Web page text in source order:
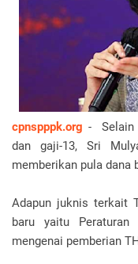
cpnspppk.org - Selain
dan gaji-13, Sri
memberikan pula dana
Adapun juknis terkait
baru yaitu
mengenai pemberian